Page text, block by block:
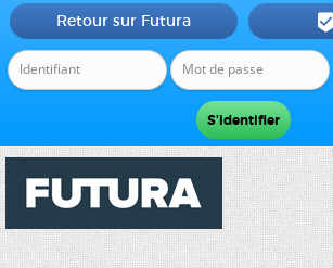
Retour sur Futura 